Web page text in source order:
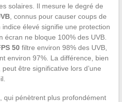
solaires. Il mesure le degré de
, connus pour causer coups de
élevé signifie une protection
écran ne bloque 100% des UVB.
50filtre environ 98% des UVB,
environ 97%. La différence, bien
être significative lors d’une
, qui pénètrent plus profondément